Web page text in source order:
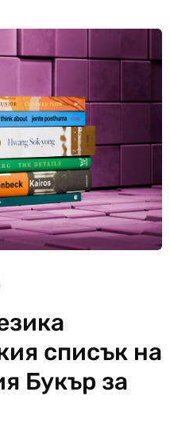
списък на
Букър за